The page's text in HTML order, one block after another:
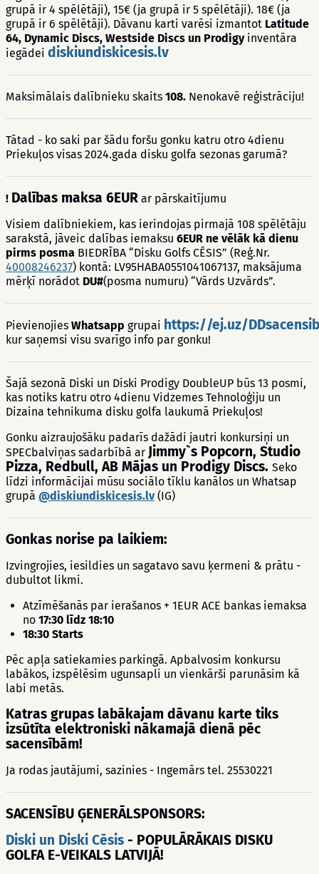
grupā ir 4 spēlētāji), 15€ (ja grupā ir 5 spēlētāji). 18€ (ja
grupā ir 6 spēlētāji). Dāvanu karti varēsi izmantot Latitude
64, Dynamic Discs, Westside Discs un Prodigyinventāra
iegādei diskiundiskicesis.lv
Maksimālais dalībnieku skaits 108. Nenokavē reģistrāciju!
Tātad - ko saki par šādu foršu gonku katru otro 4dienu
Priekuļos visas 2024.gada disku golfa sezonas garumā?
! Dalības maksa 6EUR ar pārskaitījumu
Visiem dalībniekiem, kas ierindojas pirmajā 108 spēlētāju
sarakstā, jāveic dalības iemaksu 6EUR ne vēlāk kā dienu
pirms posma BIEDRĪBA “Disku Golfs CĒSIS” (Reģ.Nr.
40008246237) kontā: LV95HABA0551041067137, maksājuma
mērķī norādot DU#(posma numuru) “Vārds Uzvārds”.
Pievienojies Whatsapp grupai https://ej.uz/
kur saņemsi visu svarīgo info par gonku!
Šajā sezonā Diski un Diski Prodigy DoubleUP būs 13 posmi,
kas notiks katru otro 4dienu Vidzemes Tehnoloģiju un
Dizaina tehnikuma disku golfa laukumā Priekuļos!
Gonku aizraujošāku padarīs dažādi jautri konkursiņi un
SPECbalviņas sadarbībā ar Jimmy`s Popcorn, Studio
Pizza, Redbull, AB Mājas un Prodigy Discs. Seko
līdzi informācijai mūsu sociālo tīklu kanālos un Whatsap
grupā @diskiundiskicesis.lv(IG)
Gonkas norise pa laikiem:
Izvingrojies, iesildies un sagatavo savu ķermeni & prātu -
dubultot likmi.
Atzīmēšanās par ierašanos + 1EUR ACE bankas iemaksa
no 17:30 līdz 18:10
18:30 Starts
Pēc apļa satiekamies parkingā. Apbalvosim konkursu
labākos, izspēlēsim ugunsapli un vienkārši parunāsim kā
labi metās.
Katras grupas labākajam dāvanu karte tiks
izsūtīta elektroniski nākamajā dienā pēc
sacensībām!
Ja rodas jautājumi, sazinies - Ingemārs tel. 25530221
SACENSĪBU ĢENERĀLSPONSORS:
Diski un Diski Cēsis - POPULĀRĀKAIS DISKU
GOLFA E-VEIKALS LATVIJĀ!